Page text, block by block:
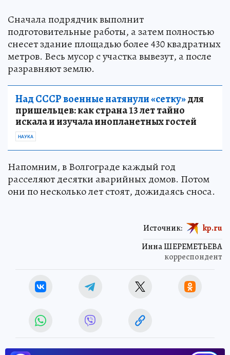
Сначала подрядчик выполнит
подготовительные работы, а затем полностью
снесет здание площадью более 430 квадратных
метров. Весь мусор с участка вывезут, а после
разравняют землю.
Над СССР военные натянули «сетку»для
пришельцев: как страна 13 лет тайно
искала и изучала инопланетных гостей
НАУКА
Напомним, в Волгограде каждый год
расселяют десятки аварийных домов. Потом
они по несколько лет стоят, дожидаясь сноса.
Инна ШЕРЕМЕТЬЕВА
корреспондент
Источник: kp.ru